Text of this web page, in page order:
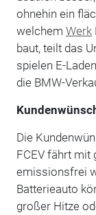
ohnehin ein
welchem Werk
baut, teilt das
spielen E-
die BMW-
Die
FCEV fährt
emissionsfrei
Batterieauto
großer Hitze